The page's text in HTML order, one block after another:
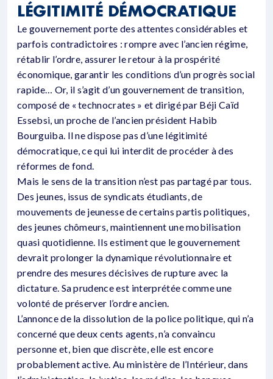
LÉGITIMITÉ DÉMOCRATIQUE
Le gouvernement porte des attentes considérables et
parfois contradictoires : rompre avec l’ancien régime,
rétablir l’ordre, assurer le retour à la prospérité
économique, garantir les conditions d’un progrès social
rapide… Or, il s’agit d’un gouvernement de transition,
composé de « technocrates » et dirigé par Béji Caïd
Essebsi, un proche de l’ancien président Habib
Bourguiba. Il ne dispose pas d’une légitimité
démocratique, ce qui lui interdit de procéder à des
réformes de fond.
Mais le sens de la transition n’est pas partagé par tous.
Des jeunes, issus de syndicats étudiants, de
mouvements de jeunesse de certains partis politiques,
des jeunes chômeurs, maintiennent une mobilisation
quasi quotidienne. Ils estiment que le gouvernement
devrait prolonger la dynamique révolutionnaire et
prendre des mesures décisives de rupture avec la
dictature. Sa prudence est interprétée comme une
volonté de préserver l’ordre ancien.
L’annonce de la dissolution de la police politique, qui n’a
concerné que deux cents agents, n’a convaincu
personne et, bien que discrète, elle est encore
probablement active. Au ministère de l’Intérieur, dans